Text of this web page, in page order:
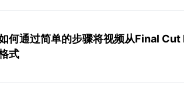
何通过简单的步骤将视频从Final
式